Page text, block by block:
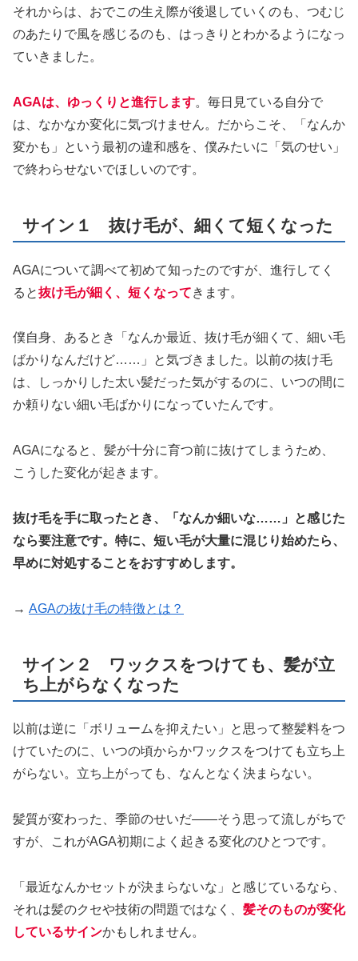
それからは、おでこの生え際が後退していくのも、つむじ
のあたりで風を感じるのも、はっきりとわかるようになっ
ていきました。
AGAは、ゆっくりと進行します。毎日見ている自分で
は、なかなか変化に気づけません。だからこそ、「なんか
変かも」という最初の違和感を、僕みたいに「気のせい」
で終わらせないでほしいのです。
サイン１ 抜け毛が、細くて短くなった
AGAについて調べて初めて知ったのですが、進行してく
ると抜け毛が細く、短くなってきます。
僕自身、あるとき「なんか最近、抜け毛が細くて、細い毛
ばかりなんだけど……」と気づきました。以前の抜け毛
は、しっかりした太い髪だった気がするのに、いつの間に
か頼りない細い毛ばかりになっていたんです。
AGAになると、髪が十分に育つ前に抜けてしまうため、
こうした変化が起きます。
抜け毛を手に取ったとき、「なんか細いな……」と感じた
なら要注意です。特に、短い毛が大量に混じり始めたら、
早めに対処することをおすすめします。
→ AGAの抜け毛の特徴とは？
サイン２ ワックスをつけても、髪が立
ち上がらなくなった
以前は逆に「ボリュームを抑えたい」と思って整髪料をつ
けていたのに、いつの頃からかワックスをつけても立ち上
がらない。立ち上がっても、なんとなく決まらない。
髪質が変わった、季節のせいだ——そう思って流しがちで
すが、これがAGA初期によく起きる変化のひとつです。
「最近なんかセットが決まらないな」と感じているなら、
それは髪のクセや技術の問題ではなく、 髪そのものが変化
しているサインかもしれません。